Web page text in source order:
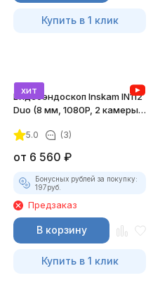
Купить в 1 клик
хит
Видеоэндоскоп Inskam IN112
Duo (8 мм, 1080P, 2 камеры,
5.0 (3)
от 6 560 ₽
Бонусных рублей за покупку:
197руб.
Предзаказ
В корзину
Купить в 1 клик